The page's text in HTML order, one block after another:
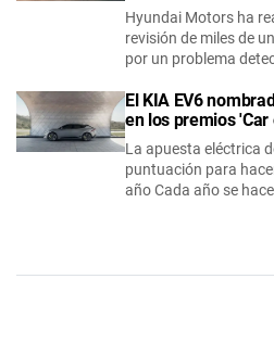
Hyundai Motors ha
revisión de miles de
por un problema
El KIA EV6
en los premios
La apuesta eléctrica
puntuación para
año Cada año se